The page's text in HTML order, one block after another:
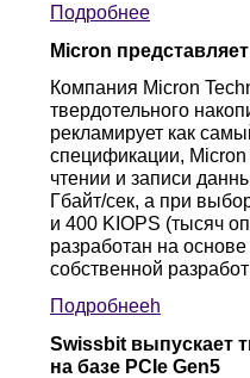
Подробнее
Micron
Компания Micron
твердотельного
рекламирует как
спецификации,
чтении и записи
Гбайт/сек, а при
и 400 KIOPS (тысяч
разработан на
собственной
Подробнееh
Swissbit выпускает
на базе PCIe Gen5